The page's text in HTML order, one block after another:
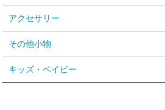
アクセサリー
その他小物
キッズ・ベイビー